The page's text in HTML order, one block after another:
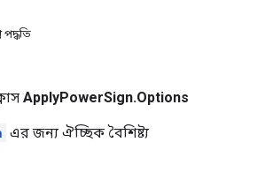
পদ্ধতি
ApplyPowerSign.Options
এর জন্য ঐচ্ছিক বৈশিষ্ট্য